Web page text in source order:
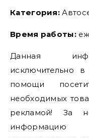
Категория:
Время работы:
Данная
исключительно
помощи
необходимых
рекламой! За
информацию